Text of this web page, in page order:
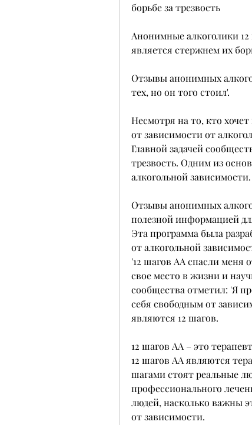
борьбе за трезвость
Анонимные алкоголики
является стержнем их
Отзывы анонимных
тех, но он того стоил'.
Несмотря на то, кто
от зависимости от
Главной задачей
трезвость. Одним из
алкогольной зависимости.
Отзывы анонимных
полезной информацией
Эта программа была
от алкогольной
'12 шагов АА спасли меня
свое место в жизни и
сообщества отметил: 'Я
себя свободным от
являются 12 шагов.
12 шагов АА – это
12 шагов АА являются
шагами стоят реальные
профессионального
людей, насколько важны
от зависимости.